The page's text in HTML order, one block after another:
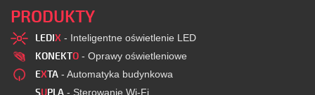
PRODUKTY
LEDIX - Inteligentne oświetlenie LED
KONEKTO - Oprawy oświetleniowe
EXTA - Automatyka budynkowa
SUPLA - Sterowanie Wi-Fi